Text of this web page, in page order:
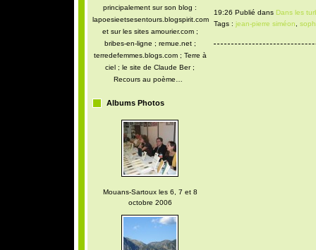
principalement sur son blog :
lapoesieetsesentours.blogspirit.com
et sur les sites amourier.com ;
bribes-en-ligne ; remue.net ;
terredefemmes.blogs.com ; Terre à
ciel ; le site de Claude Ber ;
Recours au poème…
Albums Photos
Mouans-Sartoux les 6, 7 et 8
octobre 2006
19:26 Publié dans Dans les
Tags : jean-pierre siméon